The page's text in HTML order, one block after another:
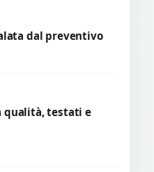
dal preventivo
qualità, testati e